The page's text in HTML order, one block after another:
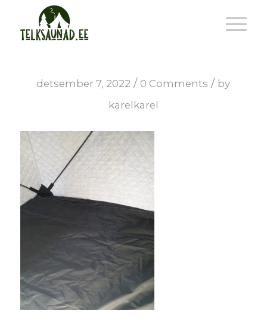
detsember 7, 2022 / 0 Comments / by
karelkarel